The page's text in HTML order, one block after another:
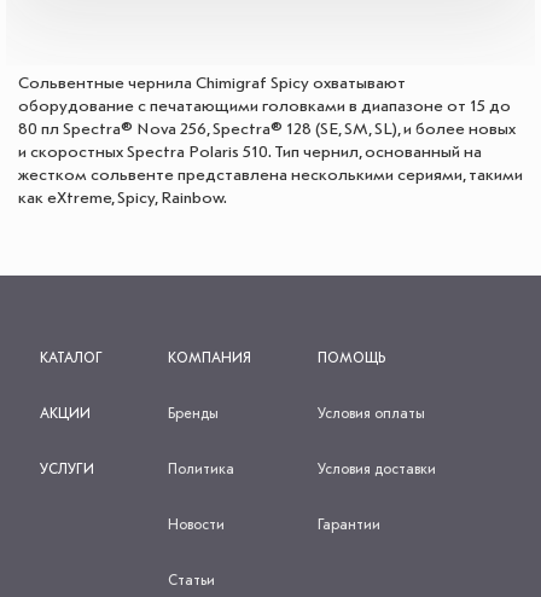
Сольвентные чернила Chimigraf Spicy охватывают
оборудование с печатающими головками в диапазоне от 15 до
80 пл Spectra® Nova 256, Spectra® 128 (SE, SM, SL), и более новых
и скоростных Spectra Polaris 510. Тип чернил, основанный на
жестком сольвенте представлена несколькими сериями, такими
как eXtreme, Spicy, Rainbow.
КАТАЛОГ
АКЦИИ
УСЛУГИ
КОМПАНИЯ
Бренды
Политика
Новости
Статьи
ПОМОЩЬ
Условия оплаты
Условия доставки
Гарантии